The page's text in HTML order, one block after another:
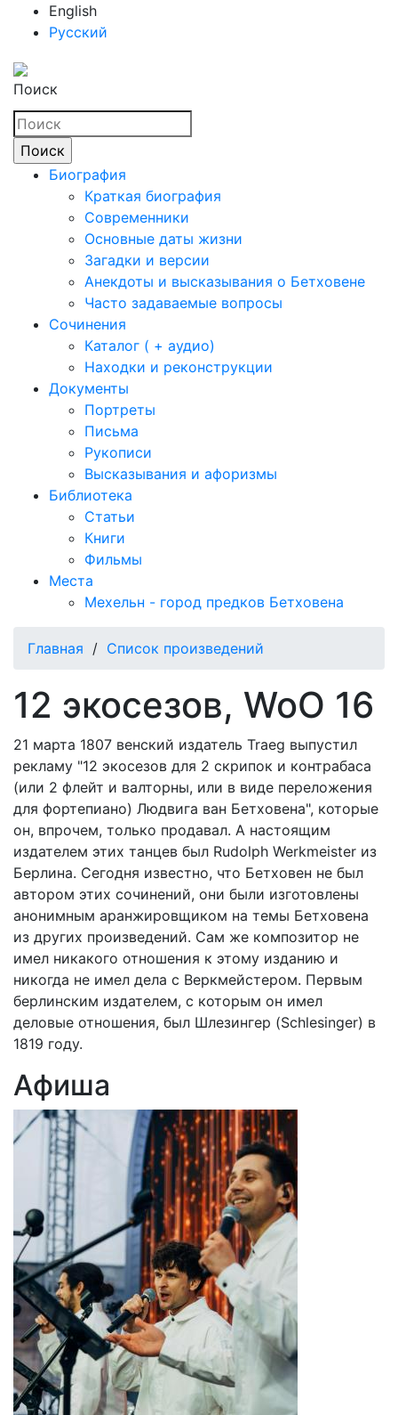
English
Русский
Поиск
Биография
Краткая биография
Современники
Основные даты жизни
Загадки и версии
Анекдоты и высказывания о Бетховене
Часто задаваемые вопросы
Сочинения
Каталог ( + аудио)
Находки и реконструкции
Документы
Портреты
Письма
Рукописи
Высказывания и афоризмы
Библиотека
Статьи
Книги
Фильмы
Места
Мехельн - город предков Бетховена
Главная / Список произведений
12 экосезов, WoO 16
21 марта 1807 венский издатель Traeg выпустил
рекламу "12 экосезов для 2 скрипок и контрабаса
(или 2 флейт и валторны, или в виде переложения
для фортепиано) Людвига ван Бетховена", которые
он, впрочем, только продавал. А настоящим
издателем этих танцев был Rudolph Werkmeister из
Берлина. Сегодня известно, что Бетховен не был
автором этих сочинений, они были изготовлены
анонимным аранжировщиком на темы Бетховена
из других произведений. Сам же композитор не
имел никакого отношения к этому изданию и
никогда не имел дела с Веркмейстером. Первым
берлинским издателем, с которым он имел
деловые отношения, был Шлезингер (Schlesinger) в
1819 году.
Афиша